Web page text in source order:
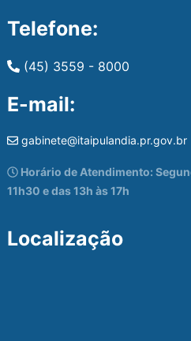
Telefone:
(45) 3559 - 8000
E-mail:
gabinete@itaipulandia.pr.gov.br
Horário de Atendimento:
11h30 e das 13h às 17h
Localização